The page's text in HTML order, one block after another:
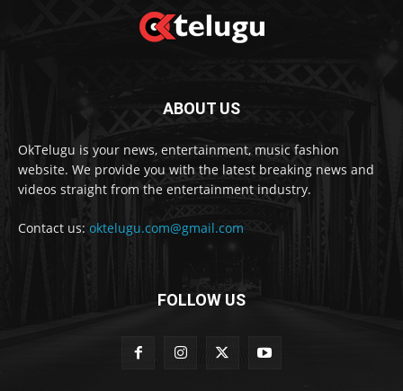
ABOUT US
OkTelugu is your news, entertainment, music fashion
website. We provide you with the latest breaking news and
videos straight from the entertainment industry.
Contact us: oktelugu.com@gmail.com
FOLLOW US